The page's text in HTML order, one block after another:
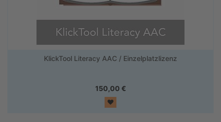
KlickTool Literacy AAC / Einzelplatzlizenz
150,00 €